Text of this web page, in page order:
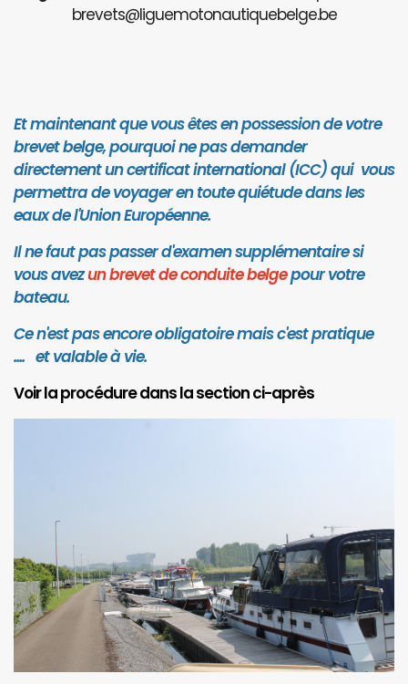
brevets@liguemotonautiquebelge.be
Et maintenant que vous êtes en possession de votre
brevet belge, pourquoi ne pas demander
directement un certificat international (ICC) qui vous
permettra de voyager en toute quiétude dans les
eaux de l'Union Européenne.
Il ne faut pas passer d'examen supplémentaire si
vous avezun brevet de conduite belgepour votre
bateau.
Ce n'est pas encore obligatoire mais c'est pratique
.... et valable à vie.
Voir la procédure dans la section ci-après